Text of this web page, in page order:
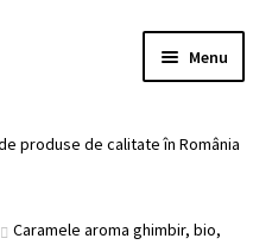
Menu
produse de calitate în România
Caramele aroma ghimbir, bio,